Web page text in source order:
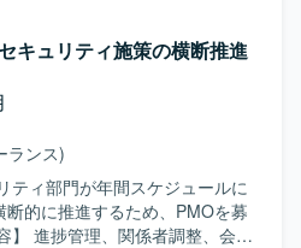
、Exchange Online、
、OneDrive、HENNGE、LDAP
などを利用した環境です。
に自ら作業を見つけてプロジ
方、不明点を調査し、必要に応
で不明点を放置しない方を歓
ィ・ガバナンス標準化といっ
でき、エンタープライズ環境
ます。 閉域ネットワークとイ
離された高度な環境設計や、
運用モデル設計など、幅広い領
ます。 プリセールス支援を通
ービスが追加された場合に
検討にも携わっていただきま
、Microsoft Purview Information
ゲージ(Yammer)、
Online、Microsoft Entra
必要に応じて設定や運用改善
、新サービスに対しても主体的
ただける方を求めておりま
ョンを取りながら、調査から
キュリティ施策の横断推進
ランス)
ティ部門が年間スケジュールに
的に推進するため、PMOを募